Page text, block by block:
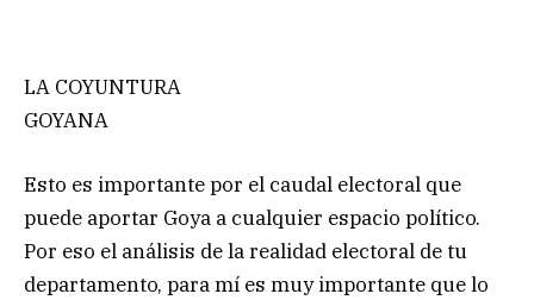
LA COYUNTURA
GOYANA
Esto es importante por el caudal electoral que
puede aportar Goya a cualquier espacio político.
Por eso el análisis de la realidad electoral de tu
departamento, para mí es muy importante que lo